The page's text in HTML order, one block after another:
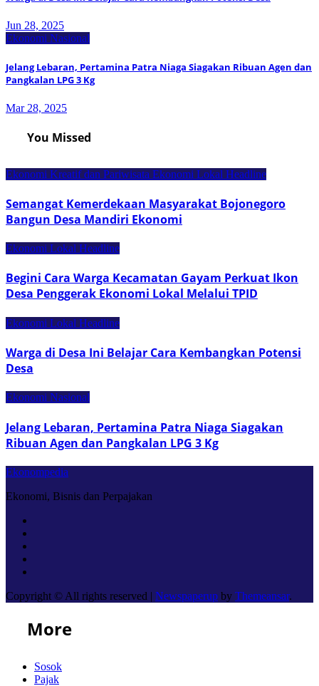
Jun 28, 2025
Ekonomi Nasional
Jelang Lebaran, Pertamina Patra Niaga Siagakan Ribuan Agen dan
Pangkalan LPG 3 Kg
Mar 28, 2025
You Missed
Ekonomi Kreatif dan Pariwisata Ekonomi Lokal Headline
Semangat Kemerdekaan Masyarakat Bojonegoro
Bangun Desa Mandiri Ekonomi
Ekonomi Lokal Headline
Begini Cara Warga Kecamatan Gayam Perkuat Ikon
Desa Penggerak Ekonomi Lokal Melalui TPID
Ekonomi Lokal Headline
Warga di Desa Ini Belajar Cara Kembangkan Potensi
Desa
Ekonomi Nasional
Jelang Lebaran, Pertamina Patra Niaga Siagakan
Ribuan Agen dan Pangkalan LPG 3 Kg
Ekonompedia
Ekonomi, Bisnis dan Perpajakan
Copyright © All rights reserved | Newspaperup by Themeansar.
More
Sosok
Pajak